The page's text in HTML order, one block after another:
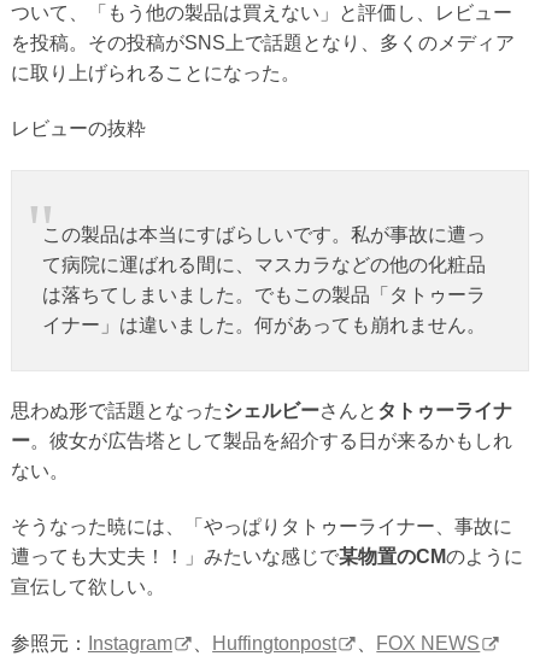
ついて、「もう他の製品は買えない」と評価し、レビュー
を投稿。その投稿がSNS上で話題となり、多くのメディア
に取り上げられることになった。
レビューの抜粋
この製品は本当にすばらしいです。私が事故に遭っ
て病院に運ばれる間に、マスカラなどの他の化粧品
は落ちてしまいました。でもこの製品「タトゥーラ
イナー」は違いました。何があっても崩れません。
思わぬ形で話題となったシェルビーさんと タトゥーライナ
ー。彼女が広告塔として製品を紹介する日が来るかもしれ
ない。
そうなった暁には、「やっぱりタトゥーライナー、事故に
遭っても大丈夫！！」みたいな感じで某物置のCMのように
宣伝して欲しい。
参照元： Instagram Huffingtonpost FOX NEWS